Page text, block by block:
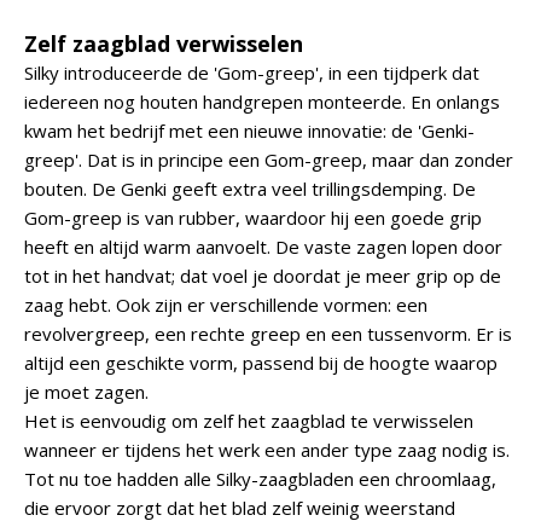
Zelf zaagblad verwisselen
Silky introduceerde de 'Gom-greep', in een tijdperk dat
iedereen nog houten handgrepen monteerde. En onlangs
kwam het bedrijf met een nieuwe innovatie: de 'Genki-
greep'. Dat is in principe een Gom-greep, maar dan zonder
bouten. De Genki geeft extra veel trillingsdemping. De
Gom-greep is van rubber, waardoor hij een goede grip
heeft en altijd warm aanvoelt. De vaste zagen lopen door
tot in het handvat; dat voel je doordat je meer grip op de
zaag hebt. Ook zijn er verschillende vormen: een
revolvergreep, een rechte greep en een tussenvorm. Er is
altijd een geschikte vorm, passend bij de hoogte waarop
je moet zagen.
Het is eenvoudig om zelf het zaagblad te verwisselen
wanneer er tijdens het werk een ander type zaag nodig is.
Tot nu toe hadden alle Silky-zaagbladen een chroomlaag,
die ervoor zorgt dat het blad zelf weinig weerstand